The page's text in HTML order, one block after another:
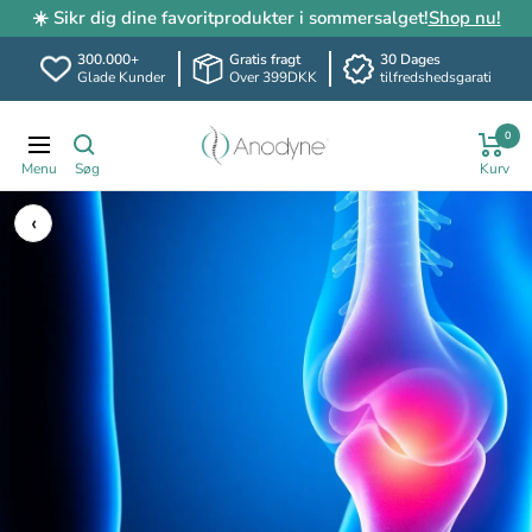
☀️ Sikr dig dine favoritprodukter i sommersalget!Shop nu!
300.000+
Glade Kunder
Gratis fragt
Over 399DKK
30 Dages
tilfredshedsgarati
indhold
Translation
missing:
da.header.general.navigation
Anodyne.dk 0
‹